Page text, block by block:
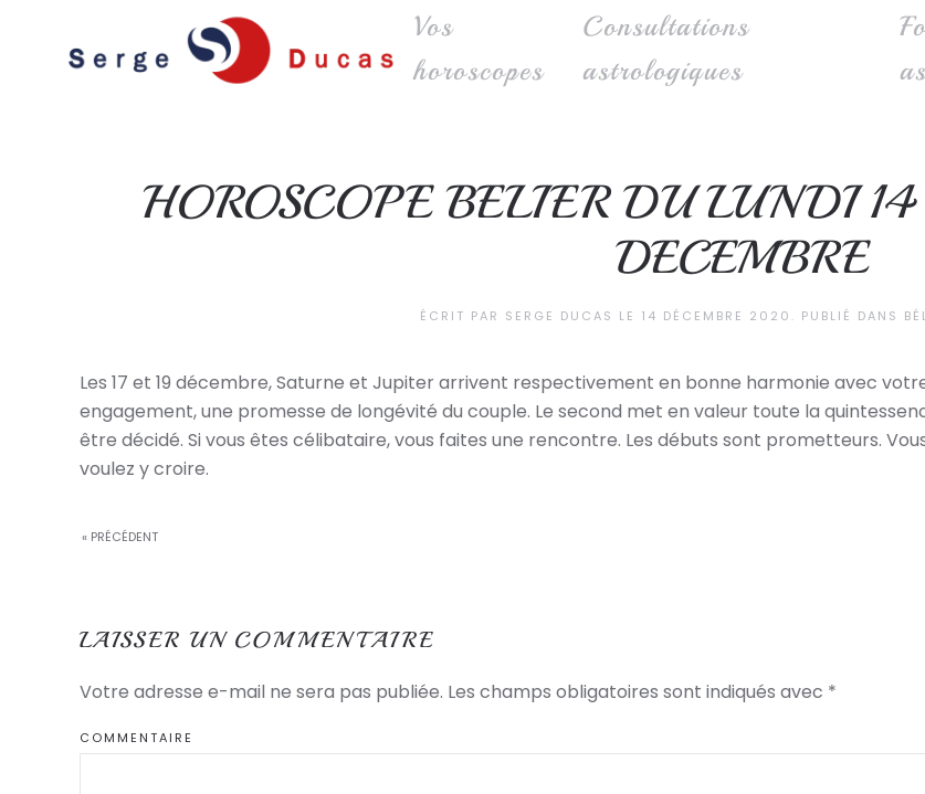
Skip to main content
Vos
horoscopes
Consultations
astrologiques
HOROSCOPE BELIER DU LUNDI
DECEMBRE
ÉCRIT PAR SERGE DUCAS LE 14 DÉCEMBRE 2020 . PUBLIÉ DANS
Les 17 et 19 décembre, Saturne et Jupiter arrivent respectivement en bonne harmonie avec
engagement, une promesse de longévité du couple. Le second met en valeur toute la
être décidé. Si vous êtes célibataire, vous faites une rencontre. Les débuts sont prometteurs.
voulez y croire.
« PRÉCÉDENT
LAISSER UN COMMENTAIRE
Votre adresse e-mail ne sera pas publiée. Les champs obligatoires sont indiqués avec *
COMMENTAIRE